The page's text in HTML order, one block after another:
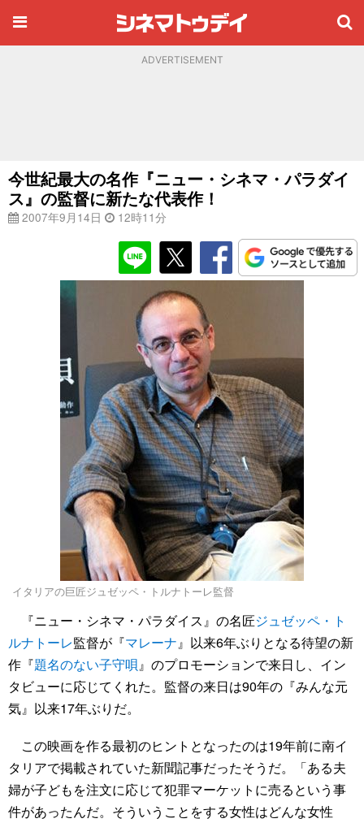
ADVERTISEMENT
今世紀最大の名作『ニュー・シネマ・パラダイ
ス』の監督に新たな代表作！
2007年9月14日 12時11分
イタリアの巨匠ジュゼッペ・トルナトーレ監督
『ニュー・シネマ・パラダイス』の名匠ジュゼッペ・ト
ルナトーレ監督が『マレーナ』以来6年ぶりとなる待望の新
作『題名のない子守唄』のプロモーションで来日し、イン
タビューに応じてくれた。監督の来日は90年の『みんな元
気』以来17年ぶりだ。
この映画を作る最初のヒントとなったのは19年前に南イ
タリアで掲載されていた新聞記事だったそうだ。「ある夫
婦が子どもを注文に応じて犯罪マーケットに売るという事
件があったんだ。そういうことをする女性はどんな女性